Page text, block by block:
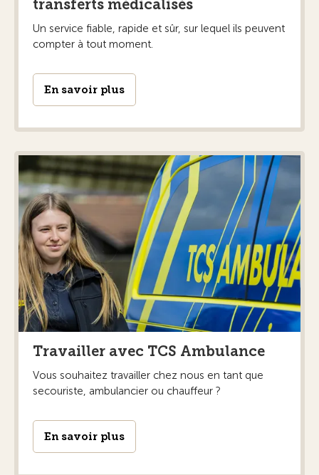
transferts médicalisés
Un service fiable, rapide et sûr, sur lequel ils peuvent
compter à tout moment.
En savoir plus
Travailler avec TCS Ambulance
Vous souhaitez travailler chez nous en tant que
secouriste, ambulancier ou chauffeur ?
En savoir plus